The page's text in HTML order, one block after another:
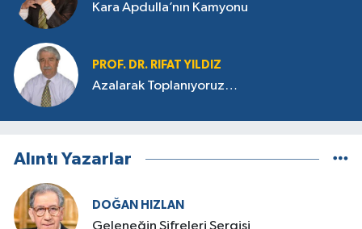
Kara Apdulla’nın Kamyonu
PROF. DR. RIFAT YILDIZ
Azalarak Toplanıyoruz…
Alıntı Yazarlar
DOĞAN HIZLAN